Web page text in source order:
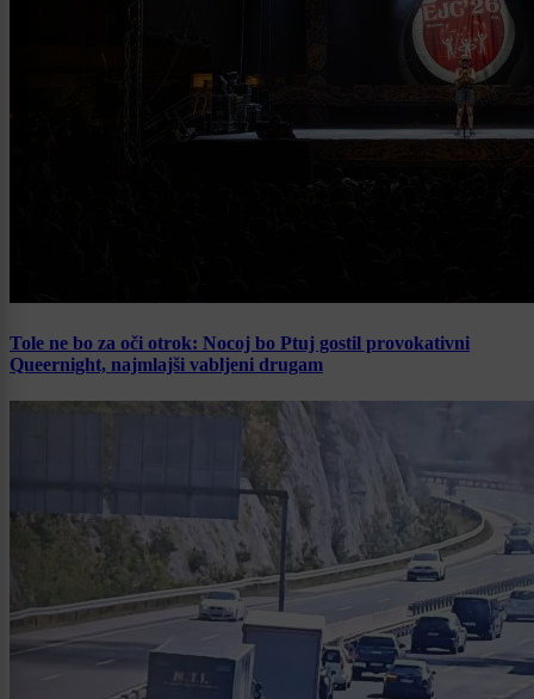
Tole ne bo za oči otrok: Nocoj bo Ptuj gostil provokativni
Queernight, najmlajši vabljeni drugam